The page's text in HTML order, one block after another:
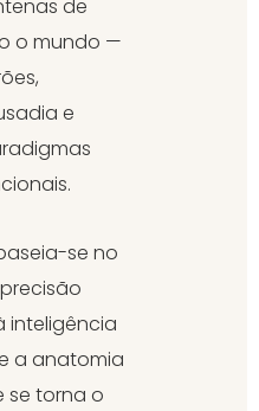
de
o mundo —
e
se no
inteligência
a anatomia
torna o